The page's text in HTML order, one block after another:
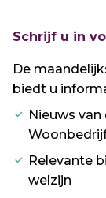
Schrijf u in
De
biedt u
Nieuws
Relevante
welzijn